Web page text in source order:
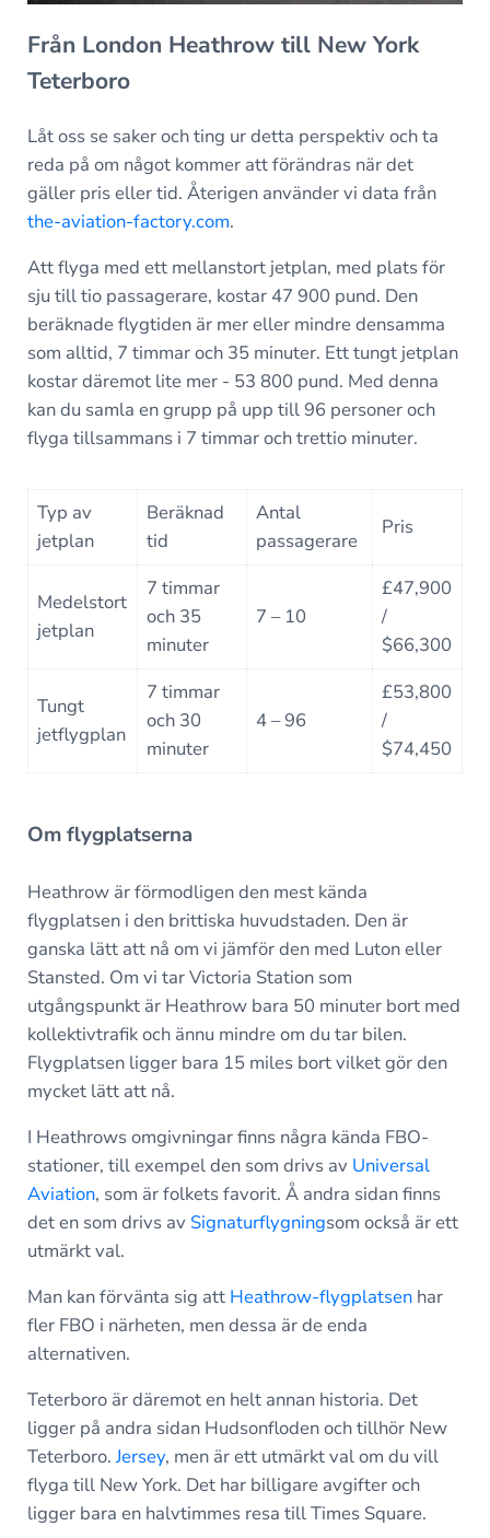
Från London Heathrow till New York
Teterboro
Låt oss se saker och ting ur detta perspektiv och ta
reda på om något kommer att förändras när det
gäller pris eller tid. Återigen använder vi data från
the-aviation-factory.com.
Att flyga med ett mellanstort jetplan, med plats för
sju till tio passagerare, kostar 47 900 pund. Den
beräknade flygtiden är mer eller mindre densamma
som alltid, 7 timmar och 35 minuter. Ett tungt jetplan
kostar däremot lite mer - 53 800 pund. Med denna
kan du samla en grupp på upp till 96 personer och
flyga tillsammans i 7 timmar och trettio minuter.
Typ av
jetplan
Beräknad
tid
Antal
passagerare
Pris
Medelstort
jetplan
7 timmar
och 35
minuter
7 – 10
£47,900
/
$66,300
Tungt
jetflygplan
7 timmar
och 30
minuter
4 – 96
£53,800
/
$74,450
Om flygplatserna
Heathrow är förmodligen den mest kända
flygplatsen i den brittiska huvudstaden. Den är
ganska lätt att nå om vi jämför den med Luton eller
Stansted. Om vi tar Victoria Station som
utgångspunkt är Heathrow bara 50 minuter bort med
kollektivtrafik och ännu mindre om du tar bilen.
Flygplatsen ligger bara 15 miles bort vilket gör den
mycket lätt att nå.
I Heathrows omgivningar finns några kända FBO-
stationer, till exempel den som drivs av Universal
Aviation, som är folkets favorit. Å andra sidan finns
det en som drivs av Signaturflygningsom också är ett
utmärkt val.
Man kan förvänta sig att Heathrow-flygplatsenhar
fler FBO i närheten, men dessa är de enda
alternativen.
Teterboro är däremot en helt annan historia. Det
ligger på andra sidan Hudsonfloden och tillhör New
Teterboro.Jersey, men är ett utmärkt val om du vill
flyga till New York. Det har billigare avgifter och
ligger bara en halvtimmes resa till Times Square.